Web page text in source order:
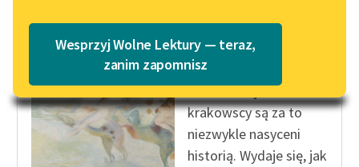
Lektury szkolne i klasyka
literatury do słuchania dla
uczennic i uczniów z
niepełnosprawnościami
Katalog w formacie PDF
Wesprzyj Wolne Lektury — teraz,
zanim zapomnisz
Modernizm polski
Konserwatyści
krakowscy są za to
niezwykle nasyceni
historią. Wydaje się, jak